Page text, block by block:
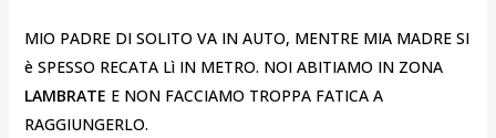
MIO PADRE DI SOLITO VA IN AUTO, MENTRE MIA MADRE SI
è SPESSO RECATA Lì IN METRO. NOI ABITIAMO IN ZONA
LAMBRATE E NON FACCIAMO TROPPA FATICA A
RAGGIUNGERLO.